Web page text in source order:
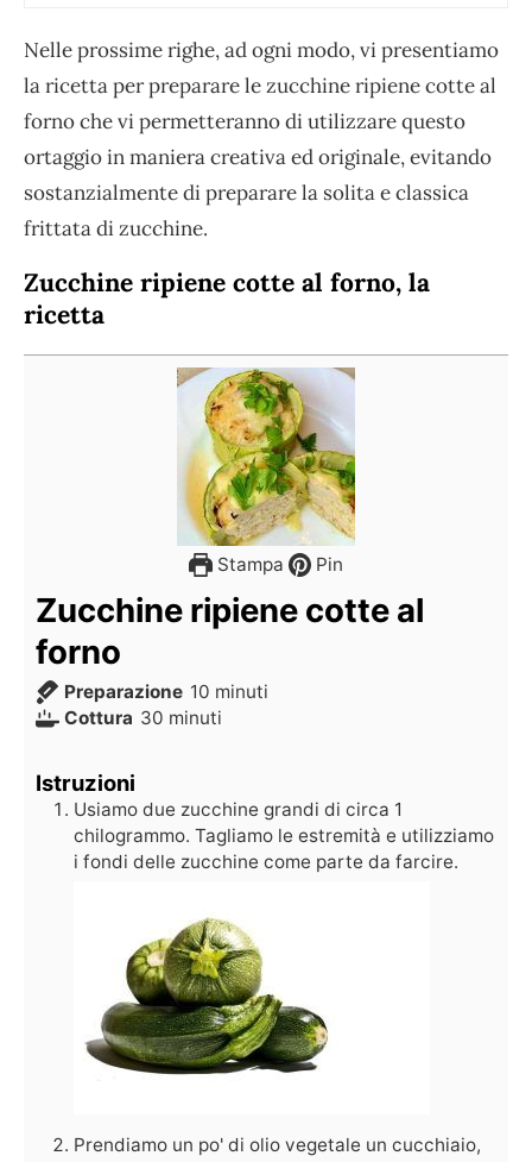
Nelle prossime righe, ad ogni modo, vi presentiamo
la ricetta per preparare le zucchine ripiene cotte al
forno che vi permetteranno di utilizzare questo
ortaggio in maniera creativa ed originale, evitando
sostanzialmente di preparare la solita e classica
frittata di zucchine.
Zucchine ripiene cotte al forno, la
ricetta
Stampa Pin
Zucchine ripiene cotte al
forno
Preparazione 10 minuti
Cottura 30 minuti
Istruzioni
Usiamo due zucchine grandi di circa 1
chilogrammo. Tagliamo le estremità e utilizziamo
i fondi delle zucchine come parte da farcire.
Prendiamo un po' di olio vegetale un cucchiaio,